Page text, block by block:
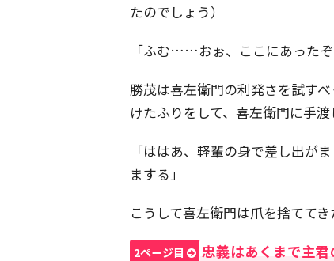
たのでしょう）
「ふむ……おぉ、ここにあったぞ
勝茂は喜左衛門の利発さを試す
けたふりをして、喜左衛門に手渡
「ははあ、軽輩の身で差し出が
まする」
こうして喜左衛門は爪を捨てて
2ページ目 忠義はあくまで主君